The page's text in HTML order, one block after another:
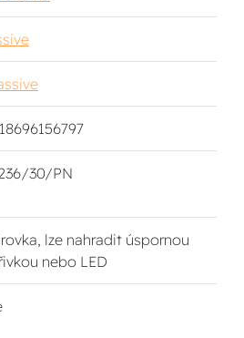
30/PN
lze nahradit úspornou
nebo LED